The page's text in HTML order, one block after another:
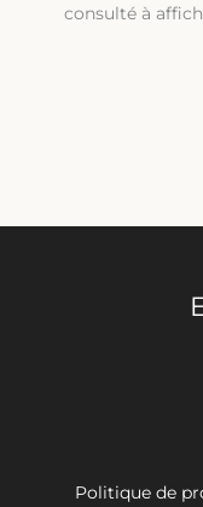
consulté à
Politique de